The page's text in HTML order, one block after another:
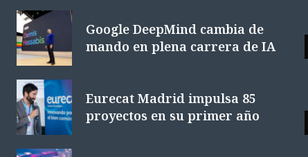
Google DeepMind cambia de
mando en plena carrera de IA
Eurecat Madrid impulsa 85
proyectos en su primer año